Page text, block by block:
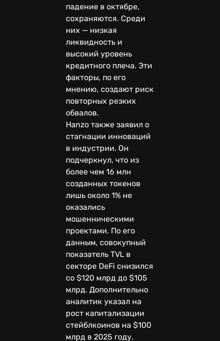
падение в октябре,
сохраняются. Среди
них — низкая
ликвидность и
высокий уровень
кредитного плеча. Эти
факторы, по его
мнению, создают риск
повторных резких
обвалов.
Hanzo также заявил о
стагнации инноваций
в индустрии. Он
подчеркнул, что из
более чем 16 млн
созданных токенов
лишь около 1% не
оказались
мошенническими
проектами. По его
данным, совокупный
показатель TVL в
секторе DeFi снизился
со $120 млрд до $105
млрд. Дополнительно
аналитик указал на
рост капитализации
стейблкоинов на $100
млрд в 2025 году.